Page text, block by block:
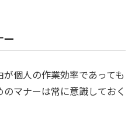
ー
個人の作業効率であっても
マナーは常に意識しておく